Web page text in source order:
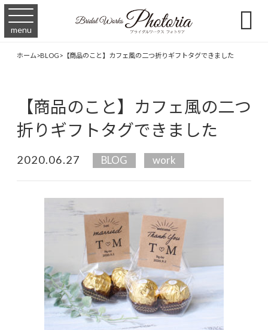
menu 
ホーム>BLOG> 【商品のこと】カフェ風の二つ折りギフトタグできました
【商品のこと】カフェ風の二つ
折りギフトタグできました
2020.06.27 BLOG work